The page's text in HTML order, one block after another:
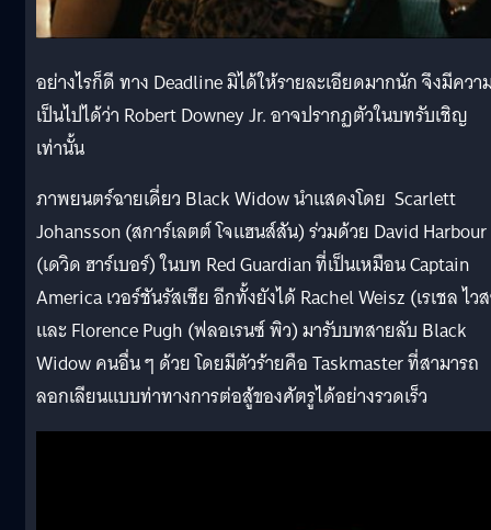
อย่างไรก็ดี ทาง Deadline มิได้ให้รายละเอียดมากนัก จึงมีควา
เป็นไปได้ว่า Robert Downey Jr. อาจปรากฏตัวในบทรับเชิญ
เท่านั้น
ภาพยนตร์ฉายเดี่ยว Black Widow นำแสดงโดย Scarlett
Johansson (สการ์เลตต์ โจแฮนส์สัน) ร่วมด้วย David Harbour
(เดวิด ฮาร์เบอร์) ในบท Red Guardian ที่เป็นเหมือน Captain
America เวอร์ชันรัสเซีย อีกทั้งยังได้ Rachel Weisz (เรเชล ไว
และ Florence Pugh (ฟลอเรนซ์ พิว) มารับบทสายลับ Black
Widow คนอื่น ๆ ด้วย โดยมีตัวร้ายคือ Taskmaster ที่สามารถ
ลอกเลียนแบบท่าทางการต่อสู้ของศัตรูได้อย่างรวดเร็ว